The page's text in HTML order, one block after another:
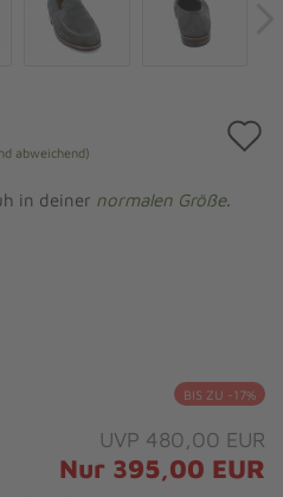
abweichend)
in deiner normalen Größe.
BIS ZU -17%
UVP 480,00 EUR
Nur 395,00 EUR